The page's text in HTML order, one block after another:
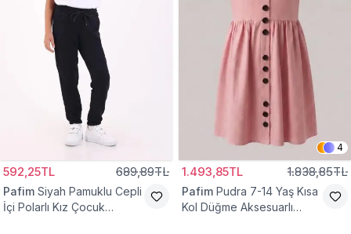
592,25TL 689,89TL
Pafim Siyah Pamuklu Cepli
İçi Polarlı Kız Çocuk
4
1.493,85TL 1.838,85TL
Pafim Pudra 7-14 Yaş Kısa
Kol Düğme Aksesuarlı